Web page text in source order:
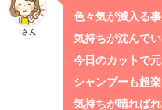
Iさん
色々気が滅入る事
気持ちが沈んで
今日のカットで
シャンプーも超
気持ちが晴れば